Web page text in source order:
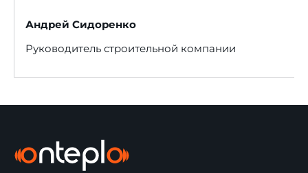
Андрей Сидоренко
Руководитель строительной компании